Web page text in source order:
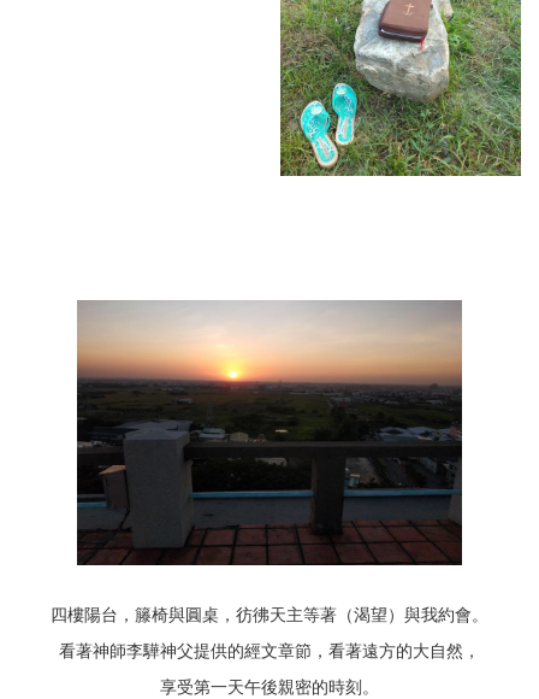
四樓陽台，籐椅與圓桌，彷彿天主等著（渴望）與我約會。
看著神師李驊神父提供的經文章節，看著遠方的大自然，
享受第一天午後親密的時刻。